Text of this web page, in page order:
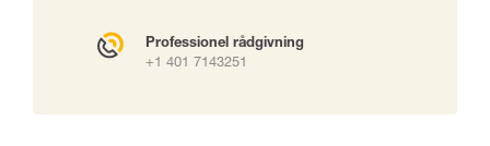
Professionel rådgivning
+1 401 7143251